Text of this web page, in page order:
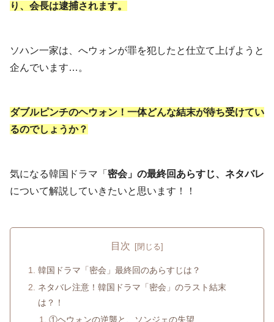
り、会長は逮捕されます。
ソハン一家は、へウォンが罪を犯したと仕立て上げようと
企んでいます…。
ダブルピンチのヘウォン！一体どんな結末が待ち受けてい
るのでしょうか？
気になる韓国ドラマ「 密会」の最終回あらすじ、ネタバレ
について解説していきたいと思います！！
目次
韓国ドラマ「密会」最終回のあらすじは？
ネタバレ注意！韓国ドラマ「密会」のラスト結末
は？！
①ヘウォンの逆襲と、ソンジェの失望